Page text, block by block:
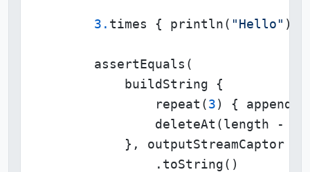
3. times { println( "Hello" ) }
        assertEquals(
            buildString {
                repeat(
3 ) { append(
                deleteAt(length -
            }, outputStreamCaptor
                .toString()